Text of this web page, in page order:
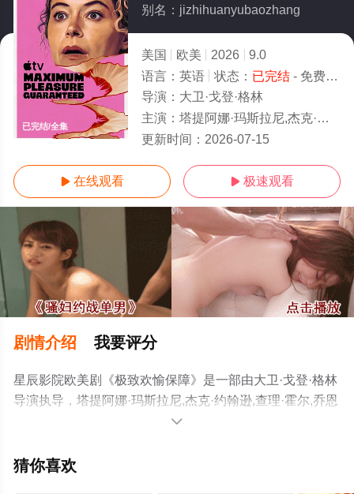
已完结/全集
别名：jizhihuanyubaozhang
美国 欧美 2026
9.0
语言： 英语 状态： 已完结- 免费在线观看
导演： 大卫·戈登·格林
主演： 塔提阿娜·玛斯拉尼,杰克·约翰逊,查理·霍尔,乔恩·迈克尔·希尔,杰西·霍奇斯,Jianna,Platon,
更新时间： 2026-07-15
 在线观看  极速观看
剧情介绍 我要评分
星辰影院欧美剧《极致欢愉保障》是一部由大卫·戈登·格林
导演执导，塔提阿娜·玛斯拉尼,杰克·约翰逊,查理·霍尔,乔恩
詹妮弗·费林,塔拉·萨莫斯,Remy等演员精彩演绎的美国电视

猜你喜欢